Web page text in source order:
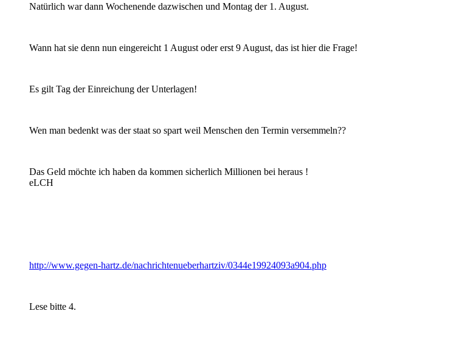
Natürlich war dann Wochenende dazwischen und Montag der 1. August.
Wann hat sie denn nun eingereicht 1 August oder erst 9 August, das ist hier die Frage!
Es gilt Tag der Einreichung der Unterlagen!
Wen man bedenkt was der staat so spart weil Menschen den Termin versemmeln??
Das Geld möchte ich haben da kommen sicherlich Millionen bei heraus !
eLCH
http://www.gegen-hartz.de/nachrichtenueberhartziv/0344e19924093a904.php
Lese bitte 4.